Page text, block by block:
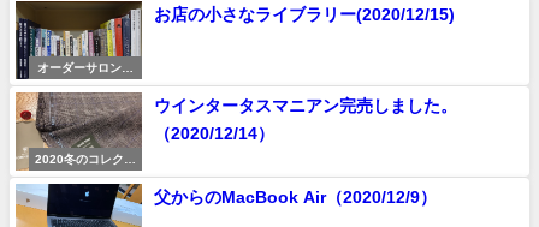
オーダーサロンタ
ナカ店内
お店の小さなライブラリー(2020/12/15)
2020冬のコレクシ
ョン
ウインタータスマニアン完売しました。
（2020/12/14）
父からのMacBook Air（2020/12/9）